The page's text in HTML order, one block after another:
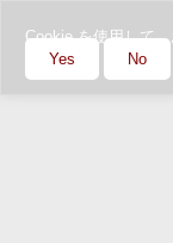
Cookie を使用して
Yes
No